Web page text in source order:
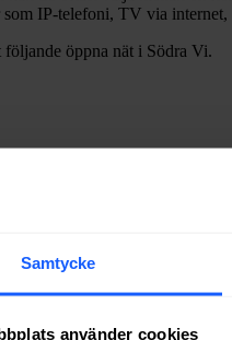
Samtycke
använder cookies
IP-telefoni, TV via internet,
öppna nät i Södra Vi.
dra in och installera fiber till
Se listan över